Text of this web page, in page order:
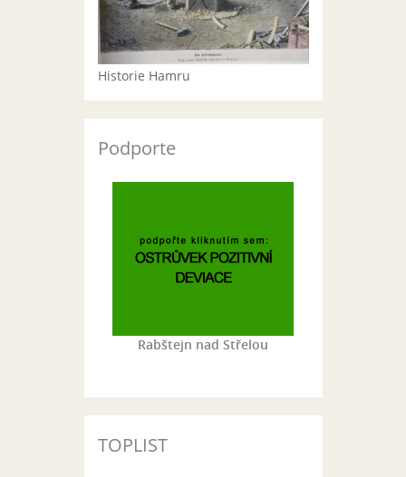
Historie Hamru
Podporte
Rabštejn nad Střelou
TOPLIST